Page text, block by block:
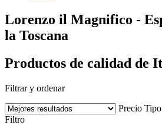
Lorenzo il Magnifico -
la Toscana
Productos de calidad de
Filtrar y ordenar
Precio
Filtro